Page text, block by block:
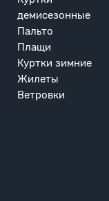
демисезонные
Пальто
Плащи
Куртки зимние
Жилеты
Ветровки